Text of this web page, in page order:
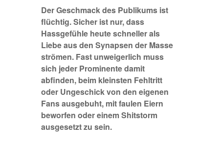
Der Geschmack des Publikums ist
flüchtig. Sicher ist nur, dass
Hassgefühle heute schneller als
Liebe aus den Synapsen der Masse
strömen. Fast unweigerlich muss
sich jeder Prominente damit
abfinden, beim kleinsten Fehltritt
oder Ungeschick von den eigenen
Fans ausgebuht, mit faulen Eiern
beworfen oder einem Shitstorm
ausgesetzt zu sein.